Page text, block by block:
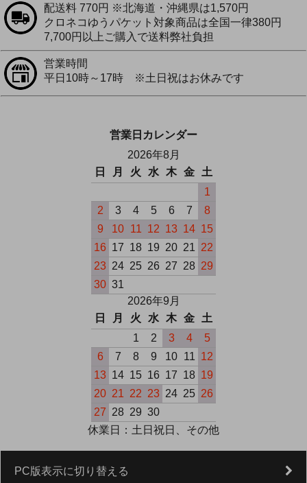
配送料 770円 ※北海道・沖縄県は1,570円
クロネコゆうパケット対象商品は全国一律380円
7,700円以上ご購入で送料弊社負担
営業時間
平日10時～17時 ※土日祝はお休みです
営業日カレンダー
2026年8月
日
月 火 水 木 金 土
1
2
3 4 5 6 7
8
9
10 11 12 13 14 15
16 17 18 19 20 21 22
23 24 25 26 27 28 29
30 31
2026年9月
日
月 火 水 木 金 土
1
2 3 4
5
6
7 8 9 10 11 12
13 14 15 16 17 18 19
20 21 22 23 24 25 26
27 28 29 30
休業日：土日祝日、その他
PC版表示に切り替える